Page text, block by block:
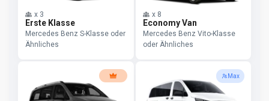
x 3
Erste Klasse
Mercedes Benz S-Klasse oder
Ähnliches
x 8
Economy Van
Mercedes Benz Vito-Klasse
oder Ähnliches
Max